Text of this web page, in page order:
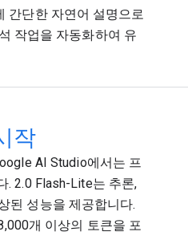
간단한 자연어 설명으로
작업을 자동화하여 유
작
AI Studio에서는 프
. 2.0 Flash-Lite는 추론,
된 성능을 제공합니다.
개 이상의 토큰을 포